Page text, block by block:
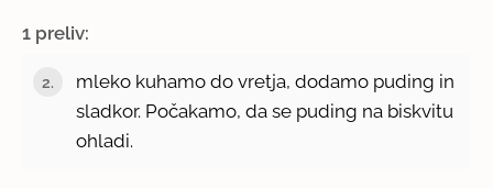
1 preliv:
mleko kuhamo do vretja, dodamo puding in
sladkor. Počakamo, da se puding na biskvitu
ohladi.